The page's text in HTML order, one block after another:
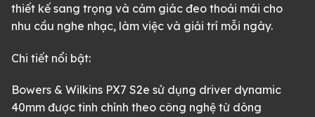
thiết kế sang trọng và cảm giác đeo thoải mái cho
nhu cầu nghe nhạc, làm việc và giải trí mỗi ngày.
Chi tiết nổi bật:
Bowers & Wilkins PX7 S2e sử dụng driver dynamic
40mm được tinh chỉnh theo công nghệ từ dòng